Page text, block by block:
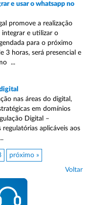
e usar o whatsapp no
promove a realização
integrar e utilizar o
para o próximo
3 horas, será presencial e
...
nas áreas do digital,
em domínios
Digital –
aplicáveis aos
próximo »
Voltar